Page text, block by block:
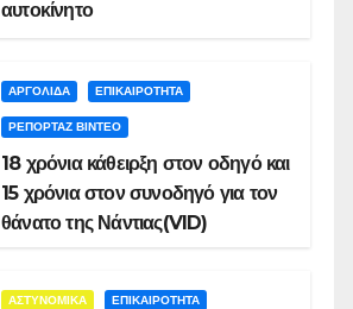
αυτοκίνητο
ΑΡΓΟΛΙΔΑ ΕΠΙΚΑΙΡΟΤΗΤΑ
ΡΕΠΟΡΤΑΖ ΒΙΝΤΕΟ
18 χρόνια κάθειρξη στον οδηγό και
15 χρόνια στον συνοδηγό για τον
θάνατο της Νάντιας(VID)
ΑΣΤΥΝΟΜΙΚΑ ΕΠΙΚΑΙΡΟΤΗΤΑ